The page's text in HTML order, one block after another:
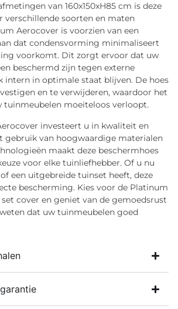
van 160x150xH85 cm is deze
verschillende soorten en maten
Aerocover is voorzien van een
dat condensvorming minimaliseert
voorkomt. Dit zorgt ervoor dat uw
beschermd zijn tegen externe
intern in optimale staat blijven. De hoes
en te verwijderen, waardoor het
tuinmeubelen moeiteloos verloopt.
investeert u in kwaliteit en
gebruik van hoogwaardige materialen
maakt deze beschermhoes
voor elke tuinliefhebber. Of u nu
een uitgebreide tuinset heeft, deze
bescherming. Kies voor de Platinum
cover en geniet van de gemoedsrust
dat uw tuinmeubelen goed